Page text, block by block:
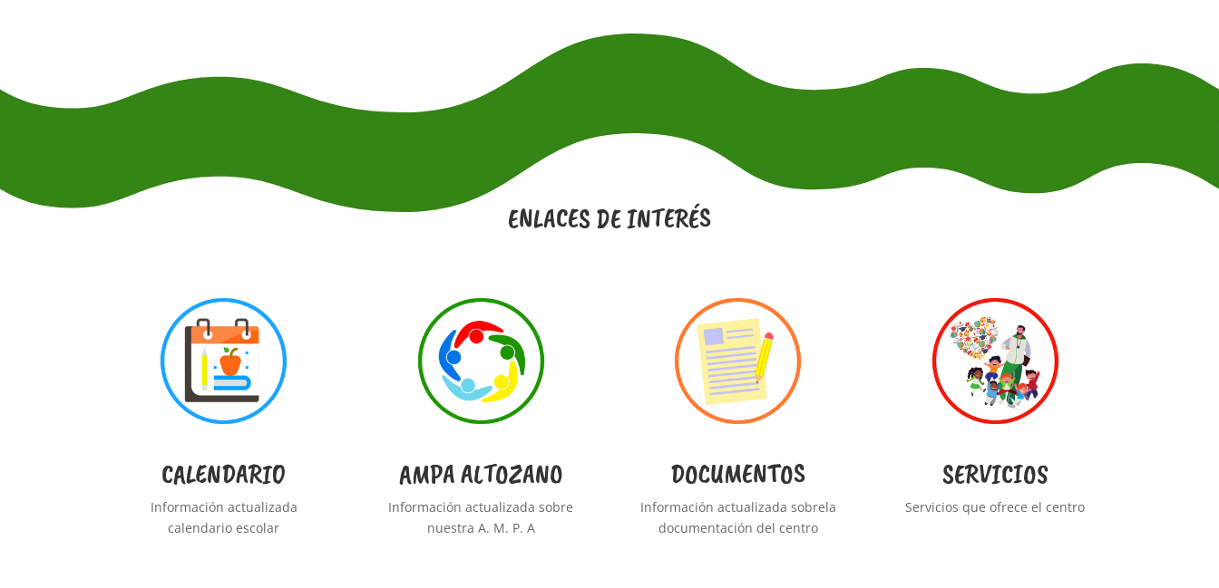
ENLACES DE INTERÉS
CALENDARIO
Información actualizada
calendario escolar
AMPA ALTOZANO
Información actualizada sobre
nuestra A. M. P. A
DOCUMENTOS
Información actualizada sobrela
documentación del centro
SERVICIOS
Servicios que ofrece el centro